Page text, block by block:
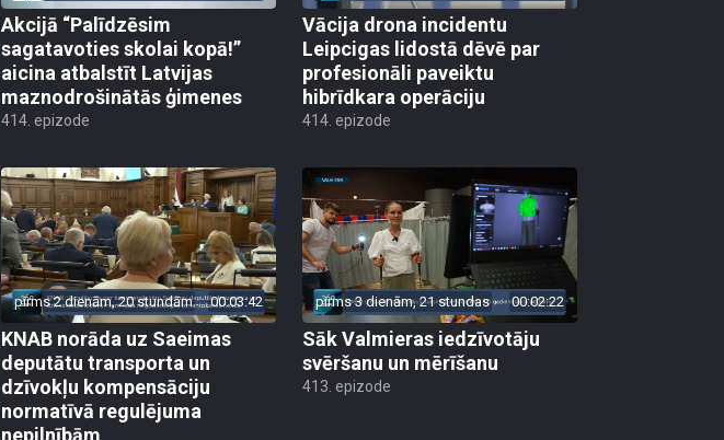
Akcijā “Palīdzēsim
sagatavoties skolai kopā!”
aicina atbalstīt Latvijas
maznodrošinātās ģimenes
414. epizode
Vācija drona incidentu
Leipcigas lidostā dēvē par
profesionāli paveiktu
hibrīdkara operāciju
414. epizode
pirms 2 dienām, 20 stundām 00:03:42
KNAB norāda uz Saeimas
deputātu transporta un
dzīvokļu kompensāciju
normatīvā regulējuma
nepilnībām
pirms 3 dienām, 21 stundas 00:02:22
Sāk Valmieras iedzīvotāju
svēršanu un mērīšanu
413. epizode